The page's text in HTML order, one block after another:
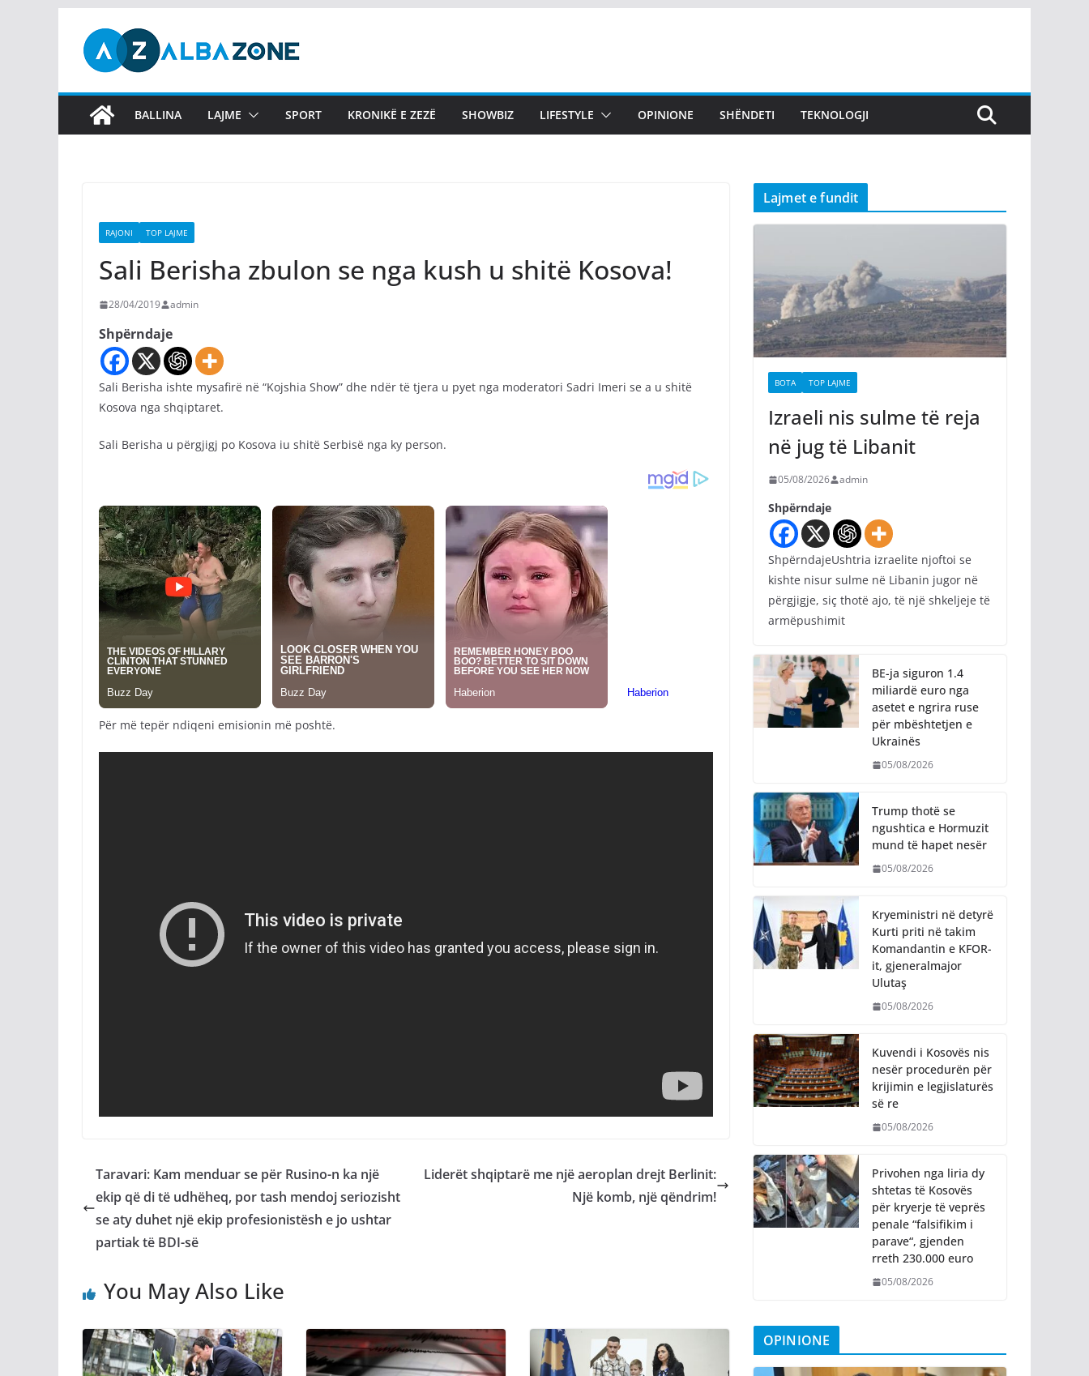
content
BALLINA LAJME SPORT KRONIKË E ZEZË SHOWBIZ LIFESTYLE OPINIONE SHËNDETI TEKNOLOGJI
RAJONI TOP LAJME
Sali Berisha zbulon se nga kush u shitë Kosova!
28/04/2019 admin
Shpërndaje
Sali Berisha ishte mysafirë në “Kojshia Show” dhe ndër të tjera u pyet nga moderatori Sadri Imeri se a u shitë
Kosova nga shqiptaret.
Sali Berisha u përgjigj po Kosova iu shitë Serbisë nga ky person.
Për më tepër ndiqeni emisionin më poshtë.
Taravari: Kam menduar se për Rusino-n ka një
ekip që di të udhëheq, por tash mendoj seriozisht
se aty duhet një ekip profesionistësh e jo ushtar
partiak të BDI-së
Liderët shqiptarë me një aeroplan drejt Berlinit:
Një komb, një qëndrim!
You May Also Like
Lajmet e fundit
BOTA TOP LAJME
Izraeli nis sulme të reja
në jug të Libanit
05/08/2026 admin
Shpërndaje
ShpërndajeUshtria izraelite njoftoi se
kishte nisur sulme në Libanin jugor në
përgjigje, siç thotë ajo, të një shkeljeje të
armëpushimit
BE-ja siguron 1.4
miliardë euro nga
asetet e ngrira ruse
për mbështetjen e
Ukrainës
05/08/2026
Trump thotë se
ngushtica e Hormuzit
mund të hapet nesër
05/08/2026
Kryeministri në detyrë
Kurti priti në takim
Komandantin e KFOR-
it, gjeneralmajor
Ulutaş
05/08/2026
Kuvendi i Kosovës nis
nesër procedurën për
krijimin e legjislaturës
së re
05/08/2026
Privohen nga liria dy
shtetas të Kosovës
për kryerje të veprës
penale “falsifikim i
parave“, gjenden
rreth 230.000 euro
05/08/2026
OPINIONE